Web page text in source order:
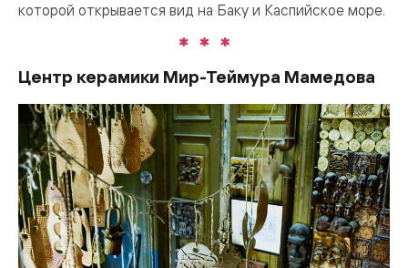
которой открывается вид на Баку и Каспийское море.
Центр керамики Мир-Теймура Мамедова